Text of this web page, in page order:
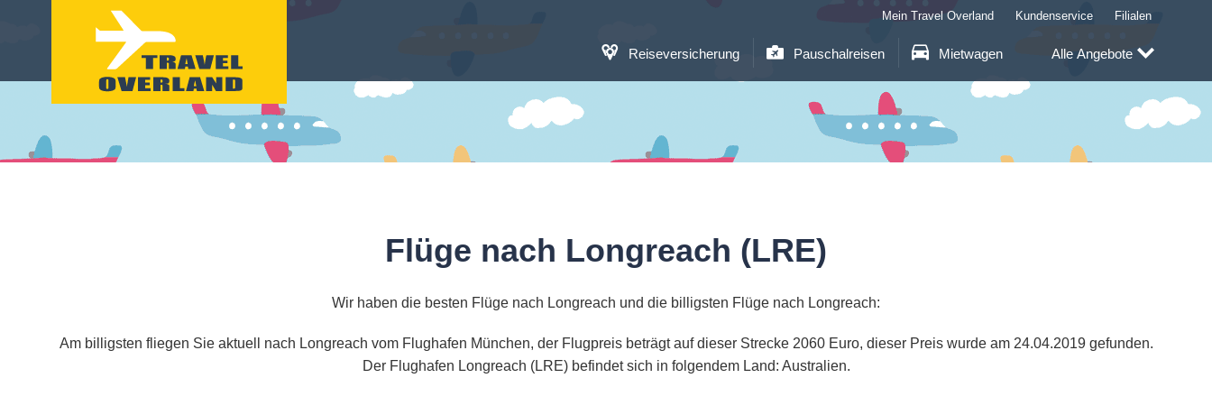
Reiseversicherung Pauschalreisen Mietwagen
Mein Travel Overland Kundenservice Filialen
Alle Angebote
Flüge nach Longreach (LRE)
Wir haben die besten Flüge nach Longreach und die billigsten Flüge nach Longreach:
Am billigsten fliegen Sie aktuell nach Longreach vom Flughafen München, der Flugpreis beträgt auf dieser Strecke 2060 Euro, dieser Preis wurde am 24.04.2019 gefunden.
Der Flughafen Longreach (LRE) befindet sich in folgendem Land: Australien.